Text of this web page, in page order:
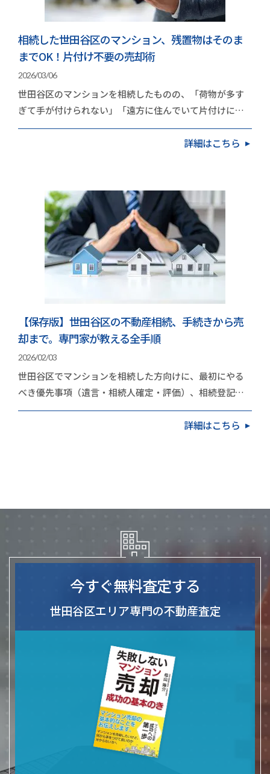
相続した世田谷区のマンション、残置物はそのま
までOK！片付け不要の売却術
2026/03/06
世田谷区のマンションを相続したものの、「荷物が多す
ぎて手が付けられない」「遠方に住んでいて片付けに行
く時間がない」と立ち止まっていませんか？実は、世…
詳細はこちら
【保存版】世田谷区の不動産相続、手続きから売
却まで。専門家が教える全手順
2026/02/03
世田谷区でマンションを相続した方向けに、最初にやる
べき優先事項（遺言・相続人確定・評価）、相続登記
（2024年4月の義務化）、売却か保有かの判断基準、
詳細はこちら
今すぐ無料査定する
世田谷区エリア専門の不動産査定